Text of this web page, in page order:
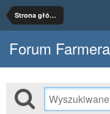
Strona główna
Forum Farmera